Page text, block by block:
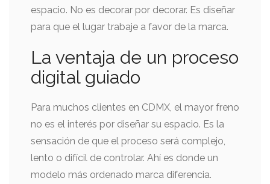
espacio. No es decorar por decorar. Es diseñar
para que el lugar trabaje a favor de la marca.
La ventaja de un proceso
digital guiado
Para muchos clientes en CDMX, el mayor freno
no es el interés por diseñar su espacio. Es la
sensación de que el proceso será complejo,
lento o difícil de controlar. Ahí es donde un
modelo más ordenado marca diferencia.